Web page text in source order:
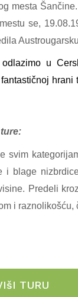
mesta
se,
u
svim
i blage
Predeli
i
TURU